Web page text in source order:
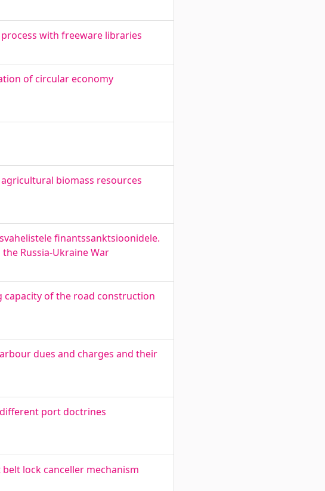
process with freeware libraries
of circular economy
biomass resources
finantssanktsioonidele.
Russia-Ukraine War
capacity of the road construction
dues and charges and their
port doctrines
lock canceller mechanism